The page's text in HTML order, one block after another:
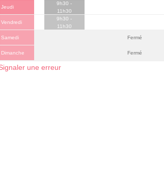
Jeudi
9h30 -
11h30
Vendredi
9h30 -
11h30
Samedi
Fermé
Dimanche Fermé
une erreur